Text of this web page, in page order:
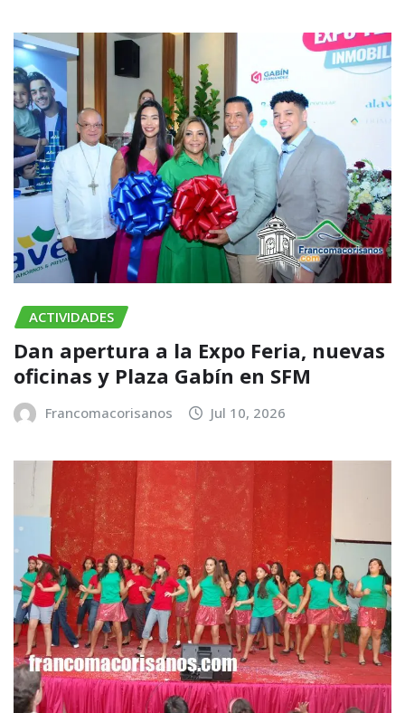
ACTIVIDADES
​Dan apertura a la Expo Feria, nuevas
oficinas y Plaza Gabín en SFM
Francomacorisanos Jul 10, 2026